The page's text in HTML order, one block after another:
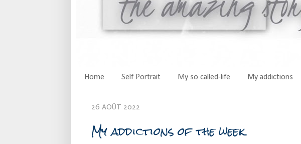
Home Self Portrait My so called-life My addictions
26 AOÛT 2022
My addictions of the week